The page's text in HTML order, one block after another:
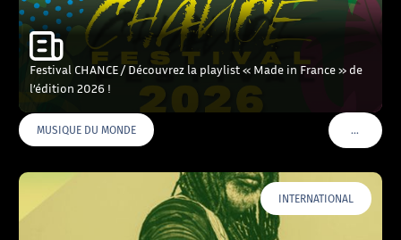
Festival CHANCE / Découvrez la playlist « Made in France » de
l’édition 2026 !
MUSIQUE DU MONDE …VOIR
INTERNATIONAL